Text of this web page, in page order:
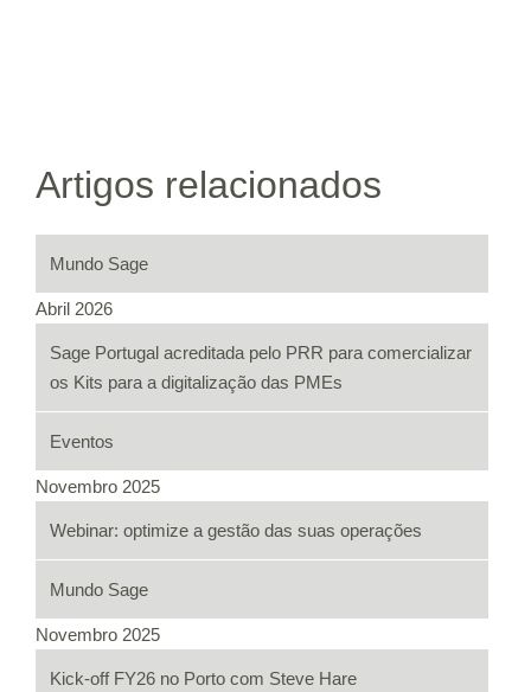
Artigos relacionados
Mundo Sage
Abril 2026
Sage Portugal acreditada pelo PRR para comercializar
os Kits para a digitalização das PMEs
Eventos
Novembro 2025
Webinar: optimize a gestão das suas operações
Mundo Sage
Novembro 2025
Kick-off FY26 no Porto com Steve Hare